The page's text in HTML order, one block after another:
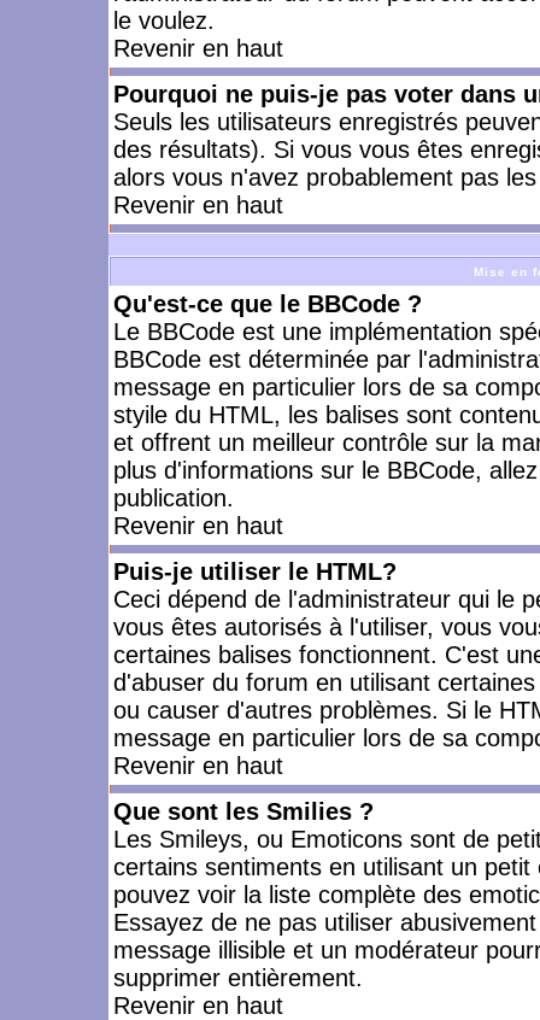
le voulez.
Revenir en haut
Pourquoi ne puis-je pas voter dans
Seuls les utilisateurs enregistrés
des résultats). Si vous vous êtes
alors vous n'avez probablement pas
Revenir en haut
Mise en
Qu'est-ce que le BBCode ?
Le BBCode est une implémentation
BBCode est déterminée par
message en particulier lors de sa
styile du HTML, les balises sont
et offrent un meilleur contrôle sur la
plus d'informations sur le BBCode,
publication.
Revenir en haut
Puis-je utiliser le HTML?
Ceci dépend de l'administrateur qui le
vous êtes autorisés à l'utiliser, vous
certaines balises fonctionnent. C'est
d'abuser du forum en utilisant
ou causer d'autres problèmes. Si le
message en particulier lors de sa
Revenir en haut
Que sont les Smilies ?
Les Smileys, ou Emoticons sont de
certains sentiments en utilisant un
pouvez voir la liste complète des
Essayez de ne pas utiliser
message illisible et un modérateur
supprimer entièrement.
Revenir en haut